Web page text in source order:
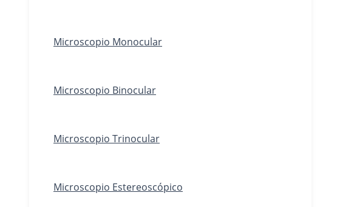
Microscopio Monocular
Microscopio Binocular
Microscopio Trinocular
Microscopio Estereoscópico